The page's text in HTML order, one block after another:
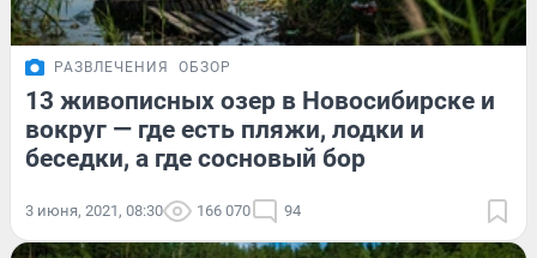
РАЗВЛЕЧЕНИЯ ОБЗОР
13 живописных озер в Новосибирске и
вокруг — где есть пляжи, лодки и
беседки, а где сосновый бор
3 июня, 2021, 08:30 166 070 94